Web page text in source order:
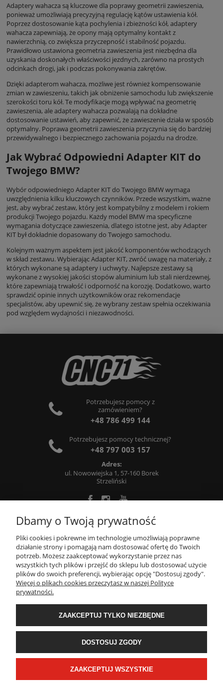
Adaptery wahacza są kluczowe dla poprawy geometrii zawieszenia,
ponieważ umożliwiają precyzyjną regulację kątów ustawienia kół.
Poprzez dostosowanie kąta pochylenia i zbieżności kół, adaptery
wahacza zapewniają, że opony mają optymalny kontakt z
nawierzchnią, co zwiększa przyczepność i stabilność pojazdu.
Prawidłowo ustawiona geometria zawieszenia jest niezbędna dla
uzyskania doskonałych właściwości jezdnych, zarówno na prostych
odcinkach drogi, jak i podczas pokonywania zakrętów.
Dzięki adapterom wahacza, możliwe jest również kompensowanie
zmian w zawieszeniu, takich jak obniżenie samochodu lub zwiększenie
szerokości toru kół. Te modyfikacje mogą wpływać na geometrię
zawieszenia, ale adaptery wahacza pozwalają na dokładne
dostosowanie ustawień, aby zapewnić, że zawieszenie działa w sposób
optymalny. Poprawa geometrii zawieszenia przyczynia się do bardziej
przewidywalnego i bezpiecznego zachowania pojazdu na drodze.
Jak Wybrać Odpowiedni Adapter KIT do
Twojego BMW?
Wybór odpowiedniego Adapter KIT do Twojego BMW wymaga
uwzględnienia kilku kluczowych czynników. Przede wszystkim, ważne
jest, aby wybrać zestaw, który jest kompatybilny z modelem i rokiem
produkcji Twojego pojazdu. Każdy model BMW ma specyficzne
wymagania dotyczące zawieszenia, dlatego istotne jest, aby Adapter
KIT był dokładnie dopasowany do Twojego samochodu.
Kolejnym ważnym aspektem jest jakość komponentów wchodzących
w skład zestawu. Wybierając Adapter KIT, zwróć uwagę na materiały, z
których wykonane są adaptery i uchwyty. Najlepsze zestawy są
wykonane z wysokiej jakości stopów aluminium lub stali nierdzewnej,
które zapewniają trwałość i odporność na korozję. Dodatkowo, warto
sprawdzić opinie innych użytkowników oraz rekomendacje
specjalistów, aby upewnić się, że wybrany zestaw spełnia oczekiwania
pod względem wydajności i niezawodności.
Potrzebujesz pomocy z
zamówieniem?
+48 786 499 144
Potrzebujesz pomocy technicznej?
+48 797 003 157
Adres:
ul. Nowowiejska 1, 57-160 Borek
Strzeliński
O FIRMIE
INFORMACJE
Obróbka metali, obróbka skrawaniem: frezowanie, toczenie, szlifowanie
-CNC71 - Wszelkie prawa zastrzeżone
Dbamy o Twoją prywatność
Pliki cookies i pokrewne im technologie umożliwiają poprawne
działanie strony i pomagają nam dostosować ofertę do Twoich
potrzeb. Możesz zaakceptować wykorzystanie przez nas
wszystkich tych plików i przejść do sklepu lub dostosować użycie
plików do swoich preferencji, wybierając opcję "Dostosuj zgody".
Więcej o plikach cookies przeczytasz w naszej Polityce
prywatności.
ZAAKCEPTUJ TYLKO NIEZBĘDNE
DOSTOSUJ ZGODY
ZAAKCEPTUJ WSZYSTKIE